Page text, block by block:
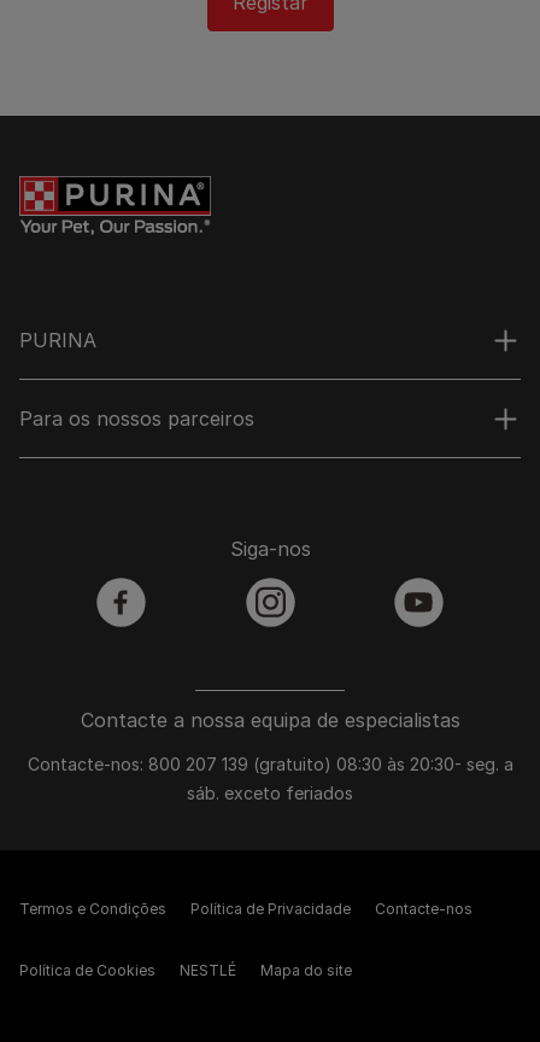
PURINA
Para os nossos parceiros
Contacte a nossa equipa de especialistas
Contacte-nos: 800 207 139 (gratuito) 08:30 às 20:30- seg. a
sáb. exceto feriados
Siga-nos
facebook instagram youtube
Termos e Condições Política de Privacidade Contacte-nos
Política de Cookies NESTLÉ Mapa do site